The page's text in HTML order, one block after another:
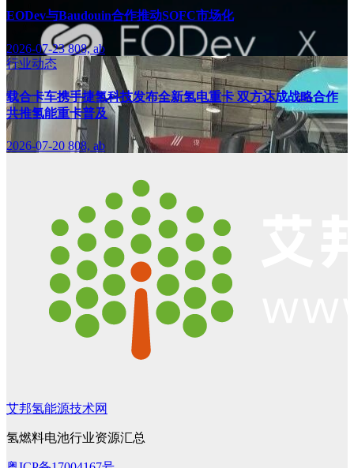
EODev与Baudouin合作推动SOFC市场化
2026-07-23808, ab
行业动态
载合卡车携手捷氢科技发布全新氢电重卡 双方达成战略合作
共推氢能重卡普及
2026-07-20 808, ab
艾邦氢能源技术网
氢燃料电池行业资源汇总